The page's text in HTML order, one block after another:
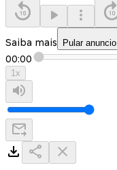
Saiba mais Pular anuncio
00:00
1x